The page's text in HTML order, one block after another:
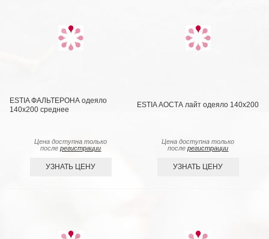
ESTIA ФАЛЬТЕРОНА одеяло
140х200 среднее
Цена доступна только
послерегистрации
УЗНАТЬ ЦЕНУ
ESTIA АОСТА лайт одеяло 140x200
Цена доступна только
послерегистрации
УЗНАТЬ ЦЕНУ